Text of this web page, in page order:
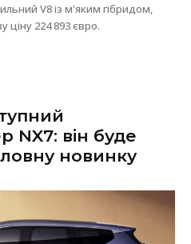
V8 із м'яким гібридом,
ціну 224 893 євро.
NX7: він буде
новинку